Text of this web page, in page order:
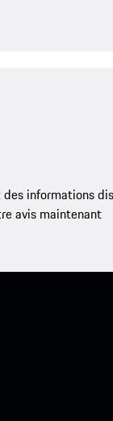
informations
avis maintenant